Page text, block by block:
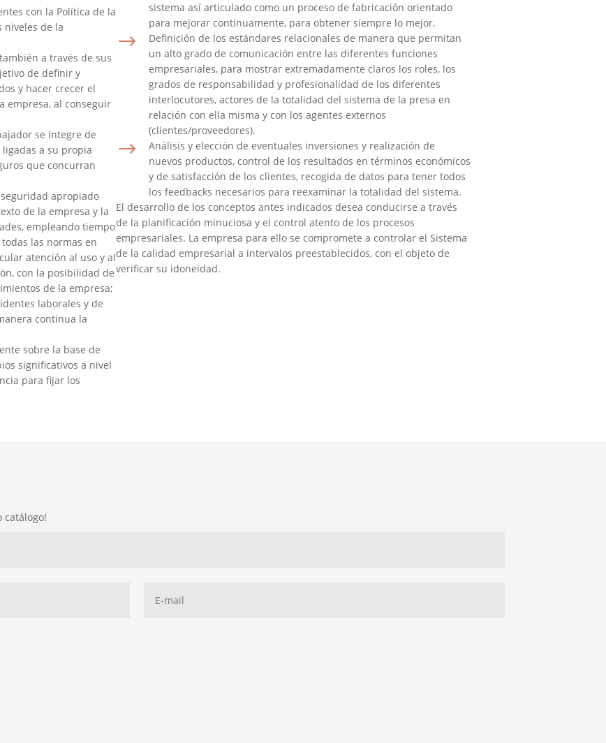
con la Política de la
niveles de la
a través de sus
de definir y
y hacer crecer el
empresa, al conseguir
se integre de
a su propia
que concurran
apropiado
de la empresa y la
empleando tiempo
las normas en
atención al uso y al
con la posibilidad de
de la empresa;
laborales y de
continua la
sobre la base de
significativos a nivel
para fijar los
sistema así articulado como un proceso de fabricación orientado
para mejorar continuamente, para obtener siempre lo mejor.
$
Definición de los estándares relacionales de manera que permitan
un alto grado de comunicación entre las diferentes funciones
empresariales, para mostrar extremadamente claros los roles, los
grados de responsabilidad y profesionalidad de los diferentes
interlocutores, actores de la totalidad del sistema de la presa en
relación con ella misma y con los agentes externos
(clientes/proveedores).
$
Análisis y elección de eventuales inversiones y realización de
nuevos productos, control de los resultados en términos económicos
y de satisfacción de los clientes, recogida de datos para tener todos
los feedbacks necesarios para reexaminar la totalidad del sistema.
El desarrollo de los conceptos antes indicados desea conducirse a través
de la planificación minuciosa y el control atento de los procesos
empresariales. La empresa para ello se compromete a controlar el Sistema
de la calidad empresarial a intervalos preestablecidos, con el objeto de
verificar su idoneidad.
catálogo!